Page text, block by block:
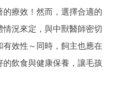
療效！然而，選擇合適的
況來定，與中獸醫師密切
效性～同時，飼主也應在
飲食與健康保養，讓毛孩